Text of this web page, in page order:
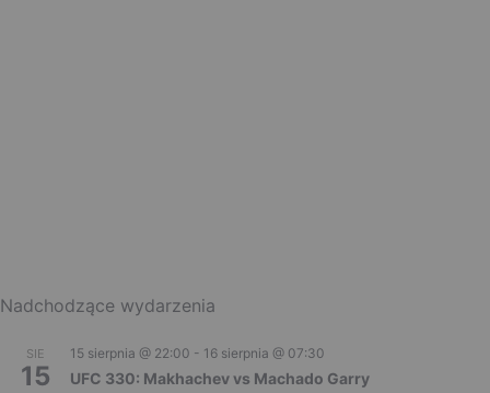
Nadchodzące wydarzenia
SIE
15
15 sierpnia @ 22:00 - 16 sierpnia @ 07:30
UFC 330: Makhachev vs Machado Garry